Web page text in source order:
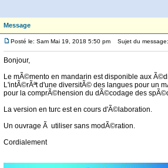
Message
Posté le: Sam Mai 19, 2018 5:50 pm Sujet du message:
Bonjour,
Le mÃ©mento en mandarin est disponible aux
L'intÃ©rÃªt d'une diversitÃ© des langues pour un
pour la comprÃ©hension du dÃ©codage des
La version en turc est en cours d'Ã©laboration.
Un ouvrage Ã utiliser sans modÃ©ration.
Cordialement